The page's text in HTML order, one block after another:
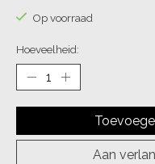
Op voorraad
Hoeveelheid:
Aan